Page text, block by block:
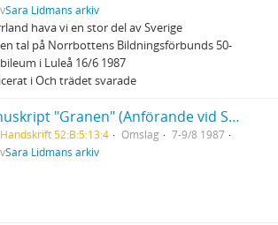
Sara Lidmans arkiv
hava vi en stor del av Sverige
tal på Norrbottens Bildningsförbunds 50-
i Luleå 16/6 1987
i Och trädet svarade
Manuskript "Granen" (Anförande vid Sveriges Ekumeniska Kvinnoråds konferens)
Handskrift 52:B:5:13:4 Omslag
7-9/8 1987
Sara Lidmans arkiv